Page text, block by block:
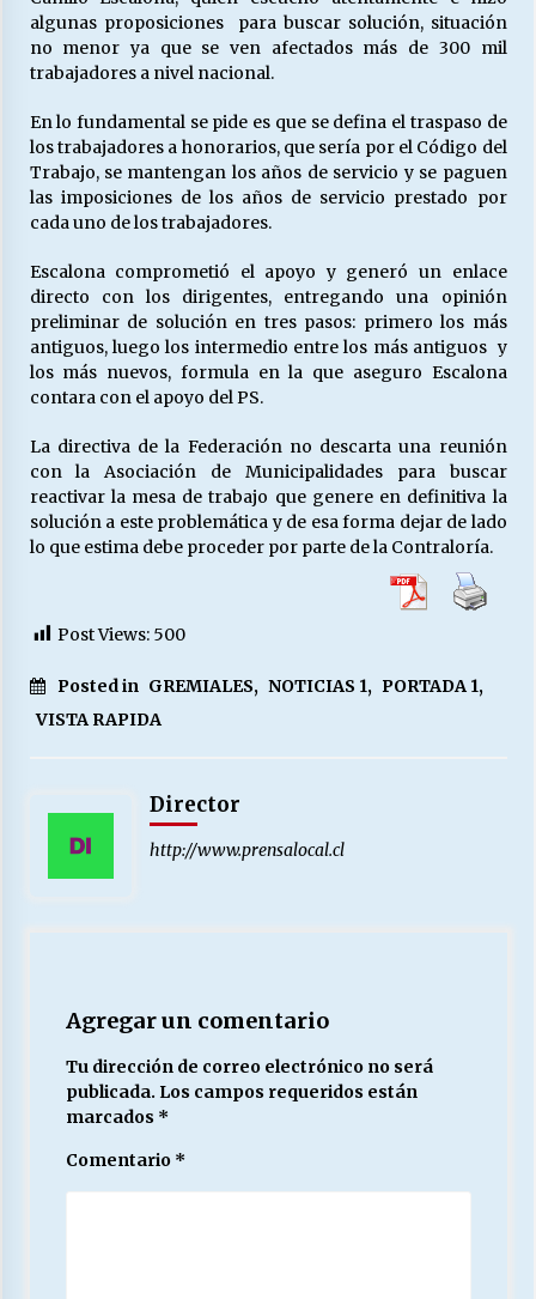
algunas proposiciones
para buscar solución, situación
no menor ya que se ven afectados más de 300 mil
trabajadores a nivel nacional.
En lo fundamental se pide es que se defina el traspaso de
los trabajadores a honorarios, que sería por el Código del
Trabajo, se mantengan los años de servicio y se paguen
las imposiciones de los años de servicio prestado por
cada uno de los trabajadores.
Escalona comprometió el apoyo y generó un enlace
directo con los dirigentes, entregando una opinión
preliminar de solución en tres pasos: primero los más
antiguos, luego los intermedio entre los más antiguos y
los más nuevos, formula en la que aseguro Escalona
contara con el apoyo del PS.
La directiva de la Federación no descarta una reunión
con la Asociación de Municipalidades para buscar
reactivar la mesa de trabajo que genere en definitiva la
solución a este problemática y de esa forma dejar de lado
lo que estima debe proceder por parte de la Contraloría.
Post Views: 500
Posted in GREMIALES, NOTICIAS 1, PORTADA 1,
VISTA RAPIDA
Director
http://www.prensalocal.cl
Agregar un comentario
Tu dirección de correo electrónico no será
publicada. Los campos requeridos están
marcados *
Comentario *